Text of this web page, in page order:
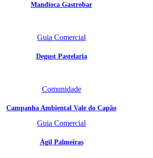
Mandioca Gastrobar
Guia Comercial
Degust Pastelaria
Comunidade
Campanha Ambiental Vale do Capão
Guia Comercial
Ágil Palmeiras